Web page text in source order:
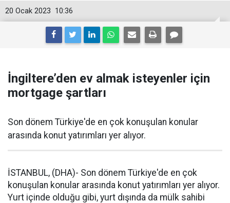
10:36
20 Ocak 2023
İngiltere’den ev almak isteyenler için
mortgage şartları
Son dönem Türkiye'de en çok konuşulan konular
arasında konut yatırımları yer alıyor.
İSTANBUL, (DHA)- Son dönem Türkiye'de en çok
konuşulan konular arasında konut yatırımları yer alıyor.
Yurt içinde olduğu gibi, yurt dışında da mülk sahibi